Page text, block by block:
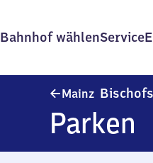
Bahnhof wählenService
Mainz
Parken